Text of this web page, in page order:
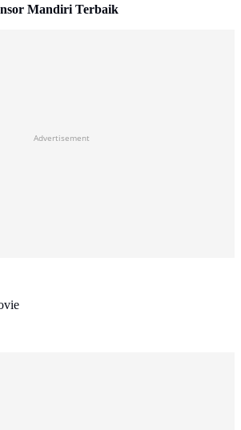
Mandiri Terbaik
Advertisement